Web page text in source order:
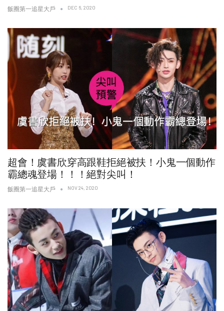
飯圈第一追星大戶 DEC 6, 2020
超會！虞書欣穿高跟鞋拒絕被扶！小鬼一個動作
霸總魂登場！！！絕對尖叫！
飯圈第一追星大戶 NOV 24, 2020